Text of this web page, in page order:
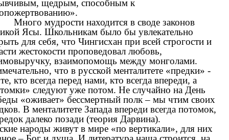
щедрым, способным к
Много мудрости находится в своде законов
Ясы. Школьникам было бы увлекательно
для себя, что Чингисхан при всей строгости и
жестокости проповедовал любовь,
взаимопомощь между монголами.
что в русской менталитете «предки» -
кто всегда перед нами, кто всегда впереди, а
следуют уже потом. Не случайно на День
«оживает» бессмертный полк – мы чтим своих
В менталитете Запада впереди всегда потомок,
далеко позади (теория Дарвина).
народы живут в мире «по вертикали», для них